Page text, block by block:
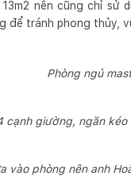
nên cũng chỉ
để tránh phong thủy,
Phòng ngủ
cạnh giường, ngăn
vào phòng nên anh